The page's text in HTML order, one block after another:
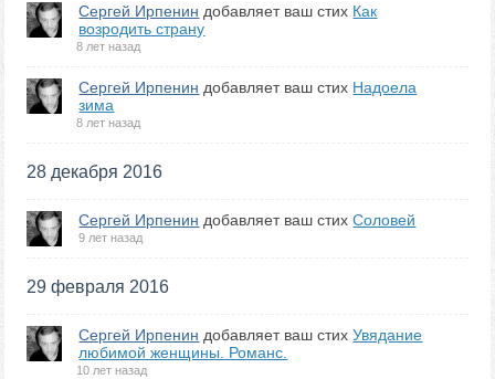
Сергей Ирпенин добавляет ваш стих Как
возродить страну
8 лет назад
Сергей Ирпенин добавляет ваш стих Надоела
зима
8 лет назад
28 декабря 2016
Сергей Ирпенин добавляет ваш стихСоловей
9 лет назад
29 февраля 2016
Сергей Ирпенин добавляет ваш стихУвядание
любимой женщины. Романс.
10 лет назад